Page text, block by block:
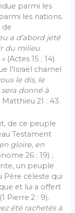
parmi les
les nations.
de
a d’abord jeté
du milieu
(Actes 15 : 14).
l’Israël charnel
le dis, le
donné à
Matthieu 21 : 43.
de ce peuple
Testament
gloire, en
26 : 19) ;
un peuple
Père céleste qui
et lui a offert
Pierre 2 : 9).
été rachetés à